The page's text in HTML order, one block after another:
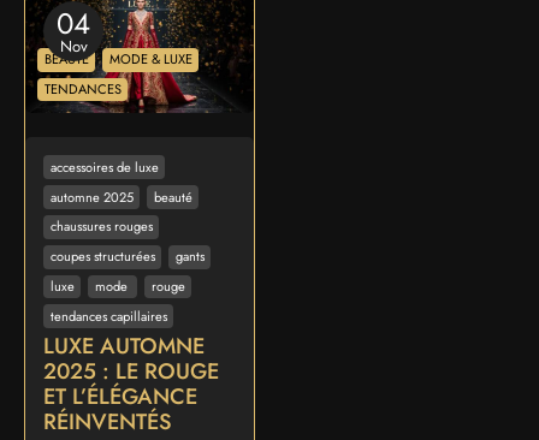
04
Nov
BEAUTÉ
MODE & LUXE
TENDANCES
accessoires de luxe
automne 2025
beauté
chaussures rouges
coupes structurées
gants
luxe
mode
rouge
tendances capillaires
LUXE AUTOMNE
2025 : LE ROUGE
ET L’ÉLÉGANCE
RÉINVENTÉS